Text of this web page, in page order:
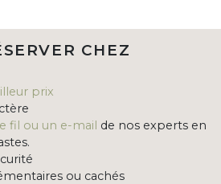
CHEZ
prix
fil ou un e-mail de nos experts en
ou cachés